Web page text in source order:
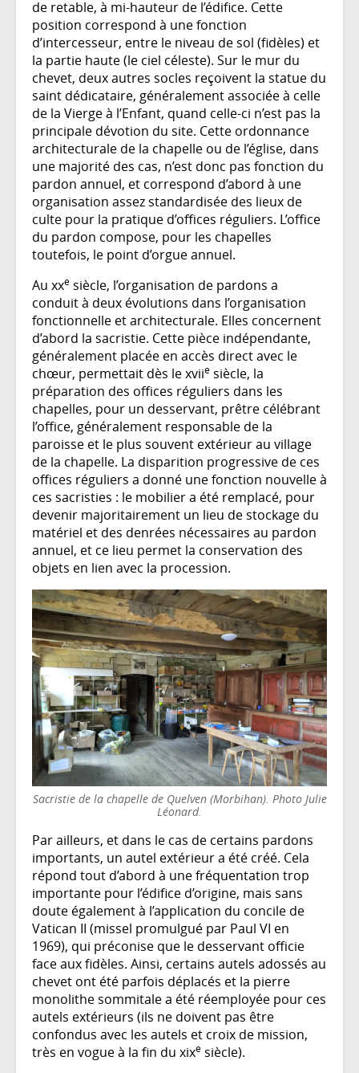
de retable, à mi-hauteur de l’édifice. Cette
position correspond à une fonction
d’intercesseur, entre le niveau de sol (fidèles) et
la partie haute (le ciel céleste). Sur le mur du
chevet, deux autres socles reçoivent la statue du
saint dédicataire, généralement associée à celle
de la Vierge à l’Enfant, quand celle-ci n’est pas la
principale dévotion du site. Cette ordonnance
architecturale de la chapelle ou de l’église, dans
une majorité des cas, n’est donc pas fonction du
pardon annuel, et correspond d’abord à une
organisation assez standardisée des lieux de
culte pour la pratique d’offices réguliers. L’office
du pardon compose, pour les chapelles
toutefois, le point d’orgue annuel.
Au xxe siècle, l’organisation de pardons a
conduit à deux évolutions dans l’organisation
fonctionnelle et architecturale. Elles concernent
d’abord la sacristie. Cette pièce indépendante,
généralement placée en accès direct avec le
chœur, permettait dès le xviie siècle, la
préparation des offices réguliers dans les
chapelles, pour un desservant, prêtre célébrant
l’office, généralement responsable de la
paroisse et le plus souvent extérieur au village
de la chapelle. La disparition progressive de ces
offices réguliers a donné une fonction nouvelle à
ces sacristies : le mobilier a été remplacé, pour
devenir majoritairement un lieu de stockage du
matériel et des denrées nécessaires au pardon
annuel, et ce lieu permet la conservation des
objets en lien avec la procession.
Sacristie de la chapelle de Quelven (Morbihan). Photo Julie
Léonard.
Par ailleurs, et dans le cas de certains pardons
importants, un autel extérieur a été créé. Cela
répond tout d’abord à une fréquentation trop
importante pour l’édifice d’origine, mais sans
doute également à l’application du concile de
Vatican II (missel promulgué par Paul VI en
1969), qui préconise que le desservant officie
face aux fidèles. Ainsi, certains autels adossés au
chevet ont été parfois déplacés et la pierre
monolithe sommitale a été réemployée pour ces
autels extérieurs (ils ne doivent pas être
confondus avec les autels et croix de mission,
très en vogue à la fin du xixe siècle).